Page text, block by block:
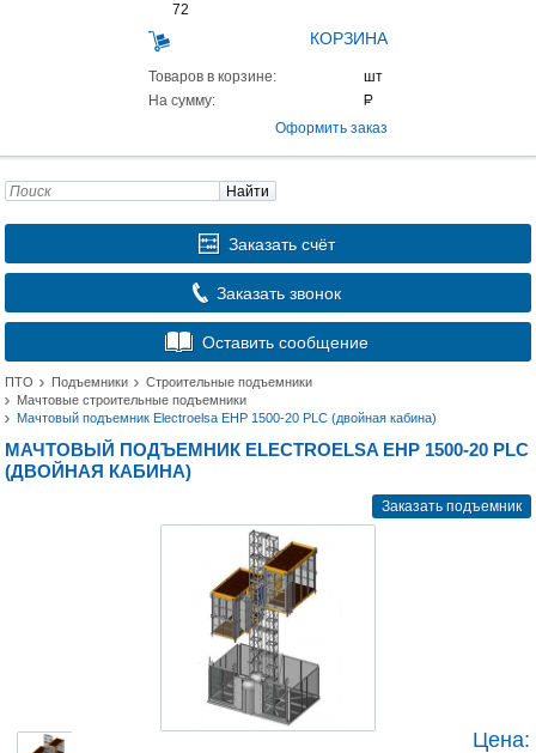
72
КОРЗИНА
Товаров в корзине:
На сумму:
Оформить заказ
Найти
Заказать счёт
Заказать звонок
Оставить сообщение
ПТО Подъемники
Строительные подъемники
Мачтовые строительные подъемники
Мачтовый подъемник Electroelsa EHP 1500-20 PLC (двойная кабина)
МАЧТОВЫЙ ПОДЪЕМНИК ELECTROELSA EHP 1500-20 PLC
(ДВОЙНАЯ КАБИНА)
Заказать подъемник
Цена: